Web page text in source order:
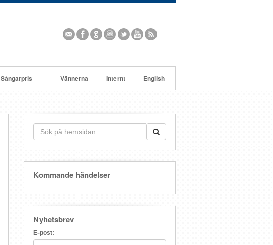
Sångarpris Vännerna Internt English
Kommande händelser
Nyhetsbrev
E-post: